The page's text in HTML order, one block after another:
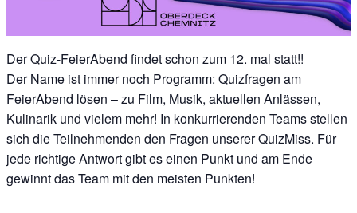
Der Quiz-FeierAbend findet schon zum 12. mal statt!!
Der Name ist immer noch Programm: Quizfragen am
FeierAbend lösen – zu Film, Musik, aktuellen Anlässen,
Kulinarik und vielem mehr! In konkurrierenden Teams stellen
sich die Teilnehmenden den Fragen unserer QuizMiss. Für
jede richtige Antwort gibt es einen Punkt und am Ende
gewinnt das Team mit den meisten Punkten!